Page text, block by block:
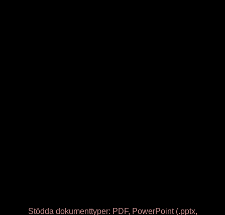
Stödda dokumenttyper: PDF, PowerPoint (.pptx,